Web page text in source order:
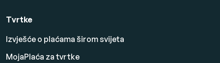
Tvrtke
Izvješće o plaćama širom svijeta
MojaPlaća za tvrtke